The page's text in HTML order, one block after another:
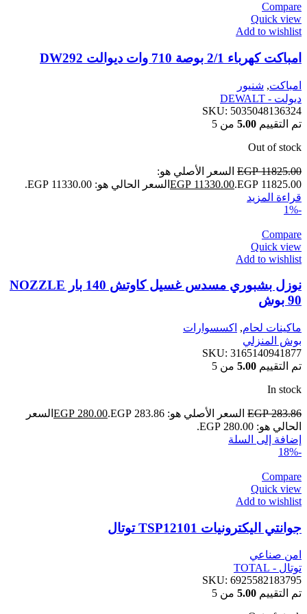
Compare
Quick view
Add to wishlist
امباكت كهرباء 2/1 بوصة 710 وات ديوالت DW292
امباكت, شنيور
ديولت - DEWALT
SKU: 5035048136324
تم التقييم 5.00 من 5
Out of stock
EGP11825.00
السعر الأصلي هو:
EGP 11825.00.
EGP 11330.00
السعر الحالي هو: EGP 11330.00.
قراءة المزيد
-1%
Compare
Quick view
Add to wishlist
نوزل بشبوري مسدس غسيل كاوتش 140 بار NOZZLE
90 بوش
ماكينات لحام, اكسسوارات
بوش المنزلي
SKU: 3165140941877
تم التقييم 5.00 من 5
In stock
EGP283.86 السعر الأصلي هو: EGP 283.86. EGP 280.00
السعر
الحالي هو: EGP 280.00.
إضافة إلى السلة
-18%
Compare
Quick view
Add to wishlist
جوانتي اليكترونيات TSP12101 توتال
امن صناعي
توتال - TOTAL
SKU: 6925582183795
تم التقييم 5.00 من 5